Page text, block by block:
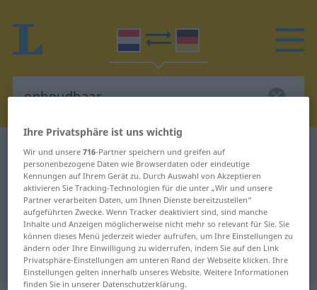
Niederländisch-Deutsch Wörterbuch
Niederländisch-Deutsch
Übersetzung für "onhoudbaar"
"onhoudbaar" Deutsch
Übersetzung
Ihre Privatsphäre ist uns wichtig
Wir und unsere716-Partner speichern und greifen auf
personenbezogene Daten wie Browserdaten oder eindeutige
Kennungen auf Ihrem Gerät zu. Durch Auswahl von Akzeptieren
aktivieren Sie Tracking-Technologien für die unter „Wir und unsere
Partner verarbeiten Daten, um Ihnen Dienste bereitzustellen“
aufgeführten Zwecke. Wenn Tracker deaktiviert sind, sind manche
Inhalte und Anzeigen möglicherweise nicht mehr so relevant für Sie. Sie
können dieses Menü jederzeit wieder aufrufen, um Ihre Einstellungen zu
ändern oder Ihre Einwilligung zu widerrufen, indem Sie auf den Link
Privatsphäre-Einstellungen am unteren Rand der Webseite klicken. Ihre
Einstellungen gelten innerhalb unseres Website. Weitere Informationen
finden Sie in unserer Datenschutzerklärung.